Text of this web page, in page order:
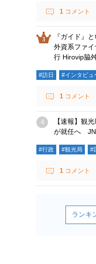
1 コメント
『ガイド』
外資系ファ
行 Hirovip脇
#訪日 #インタビュ
1 コメント
【速報】観
が就任へ
#行政 #観光局 #
1 コメント